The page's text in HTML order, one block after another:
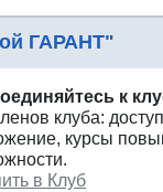
ГАРАНТ"
к
клуба:
курсы
в Клуб